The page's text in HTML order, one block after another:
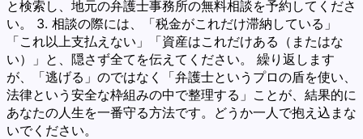
と検索し、地元の弁護士事務所の無料相談を予約してくださ
い。 3. 相談の際には、「税金がこれだけ滞納している」
「これ以上支払えない」「資産はこれだけある（またはな
い）」と、隠さず全てを伝えてください。 繰り返します
が、「逃げる」のではなく「弁護士というプロの盾を使い、
法律という安全な枠組みの中で整理する」ことが、結果的に
あなたの人生を一番守る方法です。どうか一人で抱え込まな
いでください。